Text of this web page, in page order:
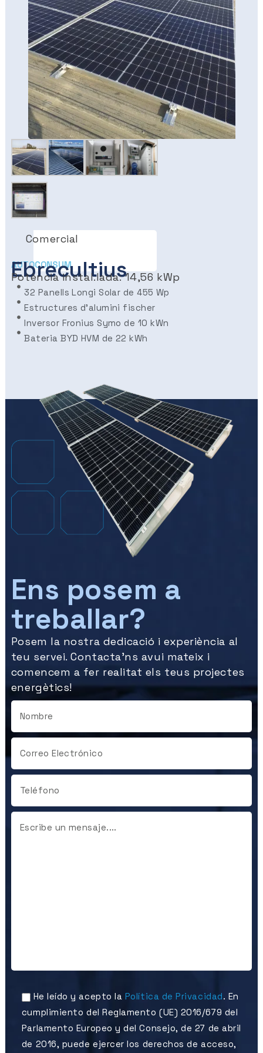
Comercial
AUTOCONSUM
Ebrecultius
Potència instal.lada: 14,56 kWp
32 Panells Longi Solar de 455 Wp
Estructures d'alumini fischer
Inversor Fronius Symo de 10 kWn
Bateria BYD HVM de 22 kWh
Ens posem a
treballar?
Posem la nostra dedicació i experiència al
teu servei. Contacta’ns avui mateix i
comencem a fer realitat els teus projectes
energètics!
He leído y acepto la Política de Privacidad. En
cumplimiento del Reglamento (UE) 2016/679 del
Parlamento Europeo y del Consejo, de 27 de abril
de 2016, puede ejercer los derechos de acceso,